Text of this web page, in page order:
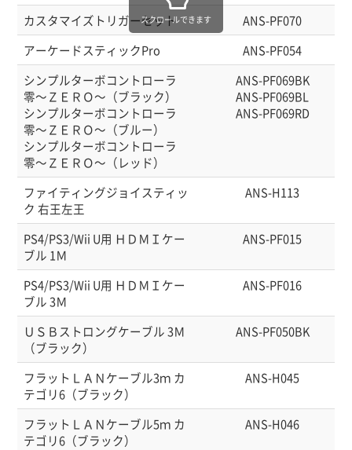
カスタマイズトリガーセット
ANS-PF070
アーケードスティックPro
ANS-PF054
シンプルターボコントローラ
零～ＺＥＲＯ～（ブラック）
シンプルターボコントローラ
零～ＺＥＲＯ～（ブルー）
シンプルターボコントローラ
零～ＺＥＲＯ～（レッド）
ANS-PF069BK
ANS-PF069BL
ANS-PF069RD
ファイティングジョイスティッ
ク 右王左王
ANS-H113
PS4/PS3/Wii U用 ＨＤＭＩケー
ブル 1Ｍ
ANS-PF015
PS4/PS3/Wii U用 ＨＤＭＩケー
ブル 3Ｍ
ANS-PF016
ＵＳＢストロングケーブル 3Ｍ
（ブラック）
ANS-PF050BK
フラットＬＡＮケーブル3ｍ カ
テゴリ6（ブラック）
ANS-H045
フラットＬＡＮケーブル5ｍ カ
テゴリ6（ブラック）
ANS-H046
スクロールできます